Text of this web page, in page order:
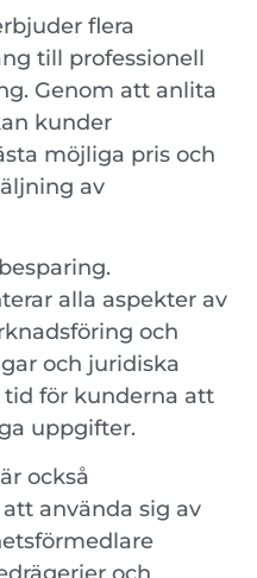
flera
till professionell
Genom att anlita
kunder
möjliga pris och
av
alla aspekter av
och
och juridiska
för kunderna att
uppgifter.
också
använda sig av